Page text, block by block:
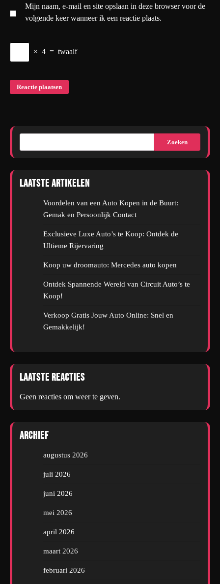
Mijn naam, e-mail en site opslaan in deze browser voor de
volgende keer wanneer ik een reactie plaats.
× 4 = twaalf
Zoeken
Laatste artikelen
Voordelen van een Auto Kopen in de Buurt:
Gemak en Persoonlijk Contact
Exclusieve Luxe Auto’s te Koop: Ontdek de
Ultieme Rijervaring
Koop uw droomauto: Mercedes auto kopen
Ontdek Spannende Wereld van Circuit Auto’s te
Koop!
Verkoop Gratis Jouw Auto Online: Snel en
Gemakkelijk!
Laatste reacties
Geen reacties om weer te geven.
Archief
augustus 2026
juli 2026
juni 2026
mei 2026
april 2026
maart 2026
februari 2026